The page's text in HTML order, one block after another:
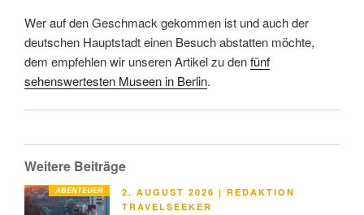
Wer auf den Geschmack gekommen ist und auch der
deutschen Hauptstadt einen Besuch abstatten möchte,
dem empfehlen wir unseren Artikel zu denfünf
sehenswertesten Museen in Berlin.
Weitere Beiträge
ABENTEUER
VERÖFFENTLICHT
AM
2. AUGUST 2026 | REDAKTION
TRAVELSEEKER